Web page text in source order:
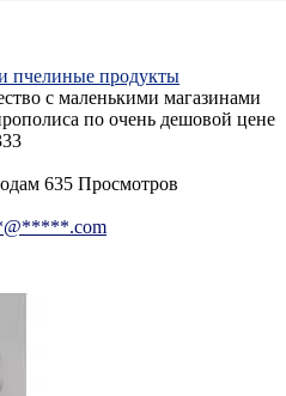
пчелиные продукты
с маленькими магазинами
по очень дешовой цене
635 Просмотров